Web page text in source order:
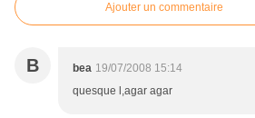
Ajouter un commentaire
B bea 19/07/2008 15:14
quesque l,agar agar